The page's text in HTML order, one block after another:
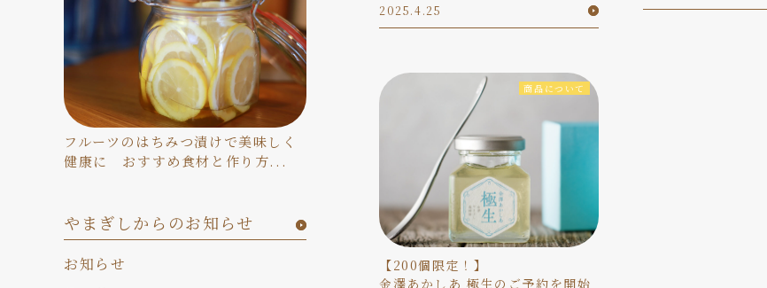
フルーツのはちみつ漬けで美味しく
健康に おすすめ食材と作り方...
やまぎしからのお知らせ
お知らせ
2025.4.25
商品について
【200個限定！】
金澤あかしあ 極生のご予約を開始